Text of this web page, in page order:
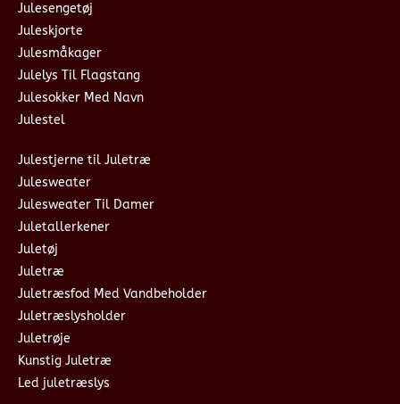
Julesengetøj
Juleskjorte
Julesmåkager
Julelys Til Flagstang
Julesokker Med Navn
Julestel
Julestjerne til Juletræ
Julesweater
Julesweater Til Damer
Juletallerkener
Juletøj
Juletræ
Juletræsfod Med Vandbeholder
Juletræslysholder
Juletrøje
Kunstig Juletræ
Led juletræslys